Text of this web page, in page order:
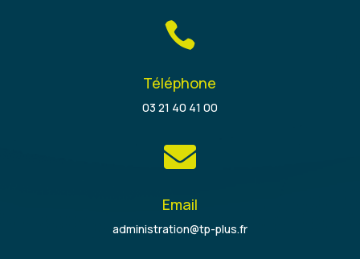

Téléphone
03 21 40 41 00

Email
administration@tp-plus.fr